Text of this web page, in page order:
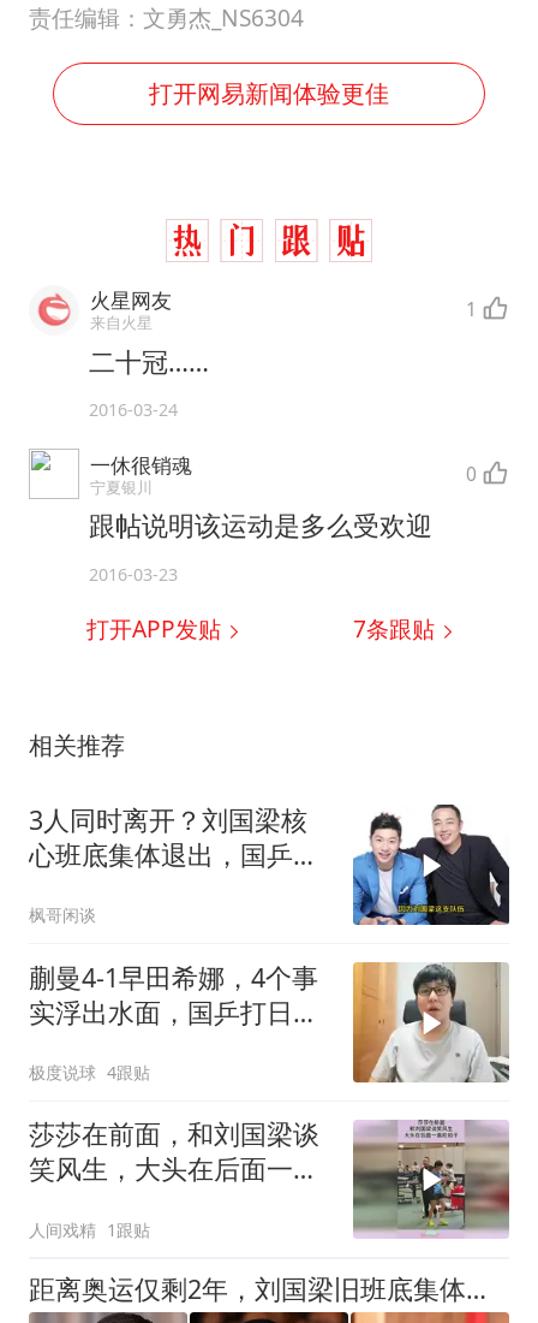
责任编辑：文勇杰_NS6304
打开网易新闻体验更佳
火星网友
来自火星 1
二十冠……
2016-03-24
一休很销魂
宁夏银川 0
跟帖说明该运动是多么受欢迎
2016-03-23
打开APP发贴 7条跟贴
相关推荐
3人同时离开？刘国梁核
心班底集体退出，国乒管
枫哥闲谈
蒯曼4-1早田希娜，4个事
实浮出水面，国乒打日本
极度说球 4跟贴
莎莎在前面，和刘国梁谈
笑风生，大头在后面一直
人间戏精 1跟贴
距离奥运仅剩2年，刘国梁旧班底集体离场，老中青球员打乱重组